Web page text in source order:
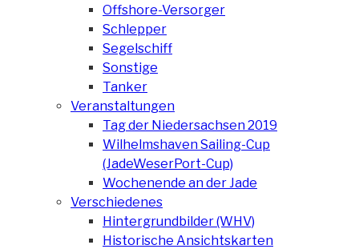
Offshore-Versorger
Schlepper
Segelschiff
Sonstige
Tanker
Veranstaltungen
Tag der Niedersachsen 2019
Wilhelmshaven Sailing-Cup
(JadeWeserPort-Cup)
Wochenende an der Jade
Verschiedenes
Hintergrundbilder (WHV)
Historische Ansichtskarten